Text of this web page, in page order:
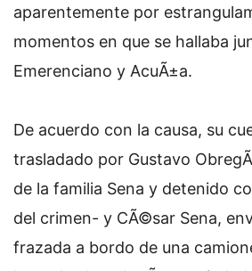
aparentemente por
momentos en que se hallaba
Emerenciano y AcuÃ±a.
De acuerdo con la causa, su
trasladado por Gustavo
de la familia Sena y detenido
del crimen- y CÃ©sar Sena,
frazada a bordo de una